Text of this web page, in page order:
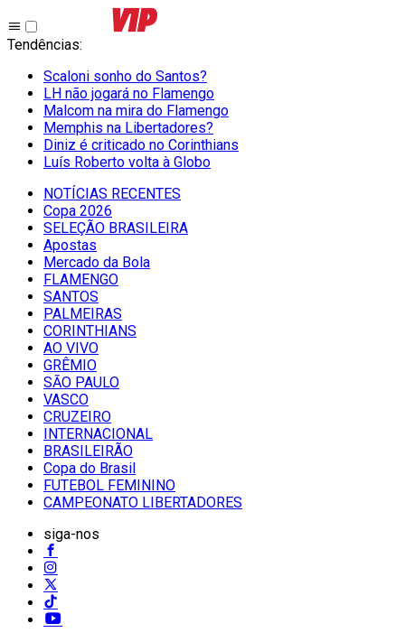
Tendências:
Scaloni sonho do Santos?
LH não jogará no Flamengo
Malcom na mira do Flamengo
Memphis na Libertadores?
Diniz é criticado no Corinthians
Luís Roberto volta à Globo
NOTÍCIAS RECENTES
Copa 2026
SELEÇÃO BRASILEIRA
Apostas
Mercado da Bola
FLAMENGO
SANTOS
PALMEIRAS
CORINTHIANS
AO VIVO
GRÊMIO
SĀO PAULO
VASCO
CRUZEIRO
INTERNACIONAL
BRASILEIRÃO
Copa do Brasil
FUTEBOL FEMININO
CAMPEONATO LIBERTADORES
siga-nos